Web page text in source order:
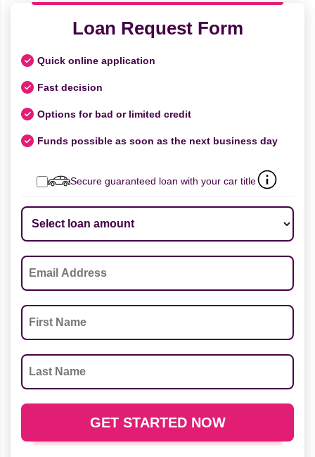
Loan Request Form
Quick online application
Fast decision
Options for bad or limited credit
Funds possible as soon as the next business day
Secure guaranteed loan with your car title